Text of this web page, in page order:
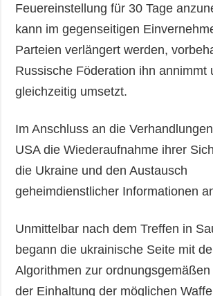
Feuereinstellung für 30 Tage
kann im gegenseitigen
Parteien verlängert werden,
Russische Föderation ihn annimmt
gleichzeitig umsetzt.
Im Anschluss an die
USA die Wiederaufnahme ihrer
die Ukraine und den Austausch
geheimdienstlicher Informationen
Unmittelbar nach dem Treffen in
begann die ukrainische Seite mit
Algorithmen zur
der Einhaltung der möglichen